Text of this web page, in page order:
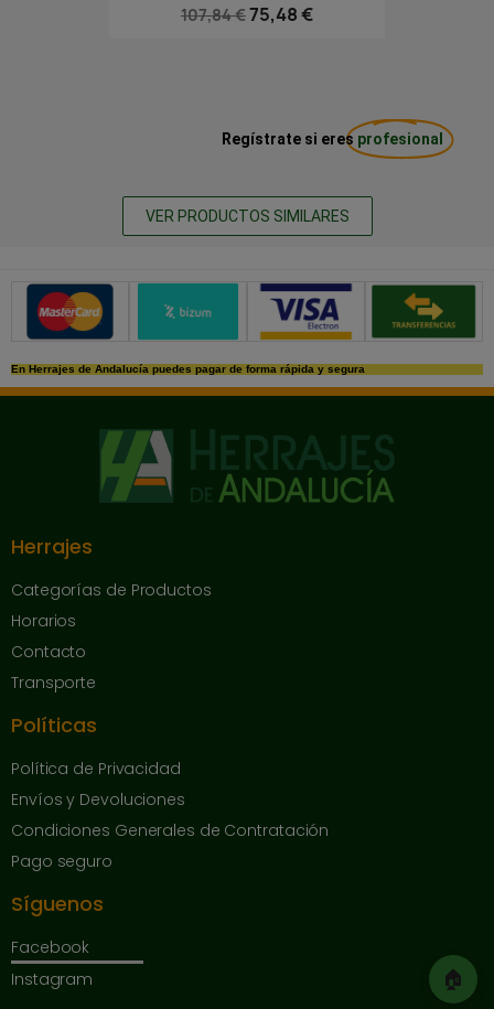
🏠
107,84 €75,48 €
Regístrate si eres profesional
VER PRODUCTOS SIMILARES
Métodos de pago seguros
En Herrajes de Andalucía puedes pagar de forma rápida y segura
Herrajes
Categorías de Productos
Horarios
Contacto
Transporte
Políticas
Política de Privacidad
Envíos y Devoluciones
Condiciones Generales de Contratación
Pago seguro
Síguenos
Facebook
Instagram